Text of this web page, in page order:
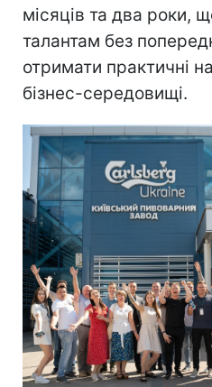
місяців та два роки,
талантам без
отримати практичні
бізнес-середовищі.